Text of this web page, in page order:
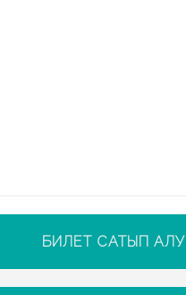
БИЛЕТ САТЫП АЛУ